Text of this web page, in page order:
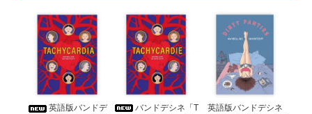
英語版バンドデ
バンドデシネ「T
英語版バンドデシネ